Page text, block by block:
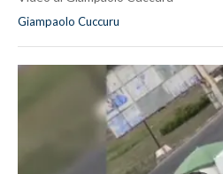
Giampaolo Cuccuru